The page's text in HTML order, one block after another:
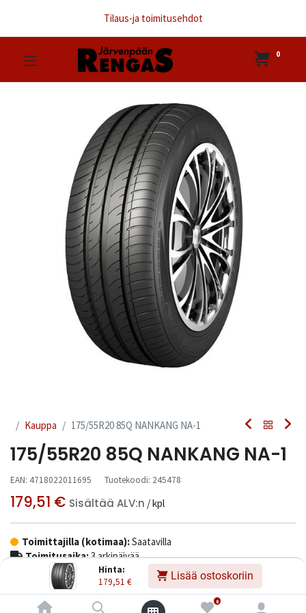
Hinta:
179,51 € Lisää ostoskoriin
0
Tilaus-ja toimitusehdot
0
Kauppa 175/55R20 85Q NANKANG NA-1
175/55R20 85Q NANKANG NA-1
EAN: 4718022011695 Tuotekoodi: 245478
179,51 € Sisältää ALV:n / kpl
Toimittajilla (kotimaa):Saatavilla
Toimitusaika:3 arkipäivää
Asennuspalvelu